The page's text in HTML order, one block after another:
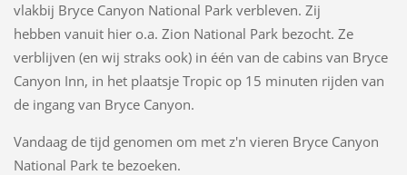
vlakbij Bryce Canyon National Park verbleven. Zij
hebben vanuit hier o.a. Zion National Park bezocht. Ze
verblijven (en wij straks ook) in één van de cabins van Bryce
Canyon Inn, in het plaatsje Tropic op 15 minuten rijden van
de ingang van Bryce Canyon.
Vandaag de tijd genomen om met z'n vieren Bryce Canyon
National Park te bezoeken.